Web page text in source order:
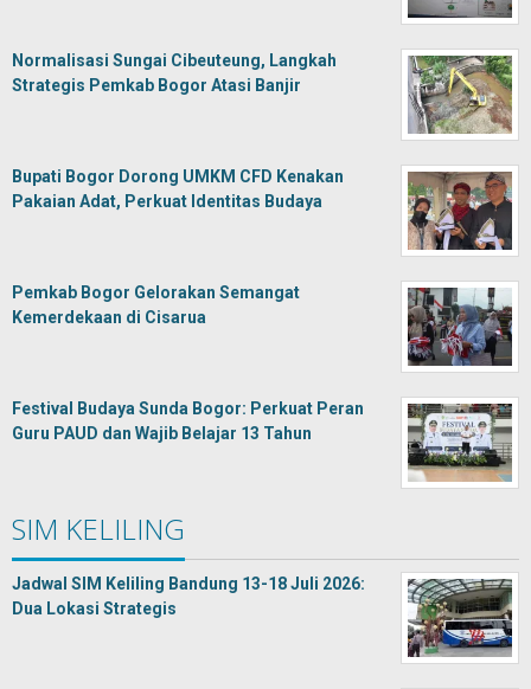
Normalisasi Sungai Cibeuteung, Langkah
Strategis Pemkab Bogor Atasi Banjir
Bupati Bogor Dorong UMKM CFD Kenakan
Pakaian Adat, Perkuat Identitas Budaya
Pemkab Bogor Gelorakan Semangat
Kemerdekaan di Cisarua
Festival Budaya Sunda Bogor: Perkuat Peran
Guru PAUD dan Wajib Belajar 13 Tahun
SIM KELILING
Jadwal SIM Keliling Bandung 13-18 Juli 2026:
Dua Lokasi Strategis